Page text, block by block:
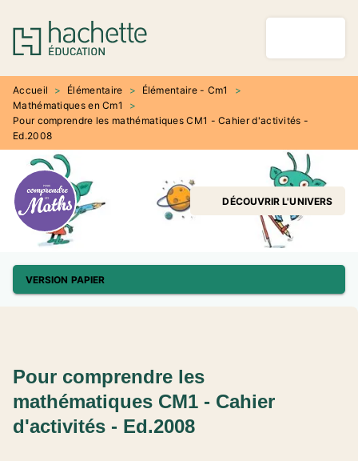
MENU RECHERCHE
PIED DE PAGE
Accueil > Élémentaire > Élémentaire - Cm1
>
Mathématiques en Cm1
>
Pour comprendre les mathématiques CM1 - Cahier d'activités -
Ed.2008
DÉCOUVRIR L'UNIVERS
VERSION PAPIER
Pour comprendre les
mathématiques CM1 - Cahier
d'activités - Ed.2008